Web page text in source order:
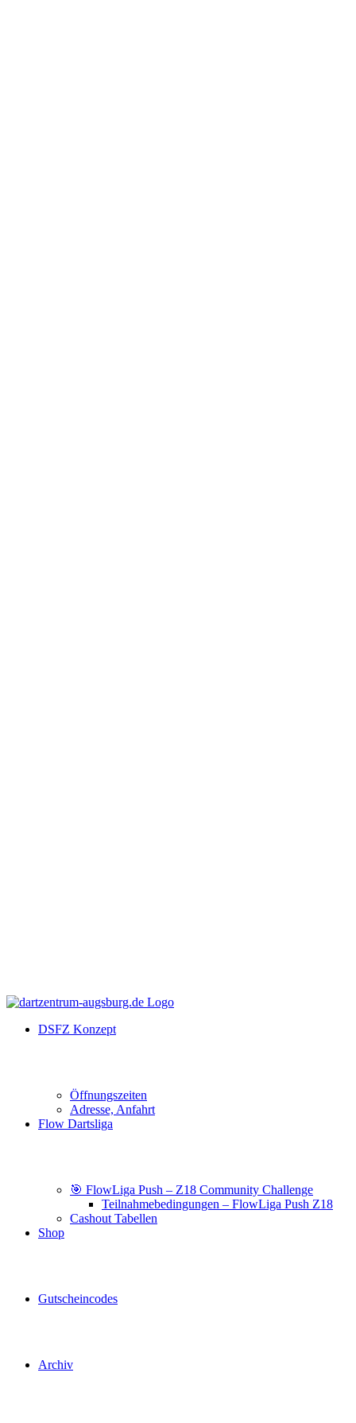
DSFZ Konzept
Öffnungszeiten
Adresse, Anfahrt
Flow Dartsliga
🎯 FlowLiga Push – Z18 Community Challenge
Teilnahmebedingungen – FlowLiga Push Z18
Cashout Tabellen
Shop
Gutscheincodes
Archiv